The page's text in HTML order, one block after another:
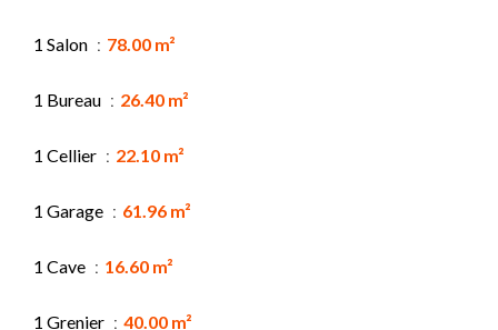
1 Salon 78.00 m²
1 Bureau 26.40 m²
1 Cellier 22.10 m²
1 Garage 61.96 m²
1 Cave 16.60 m²
1 Grenier 40.00 m²